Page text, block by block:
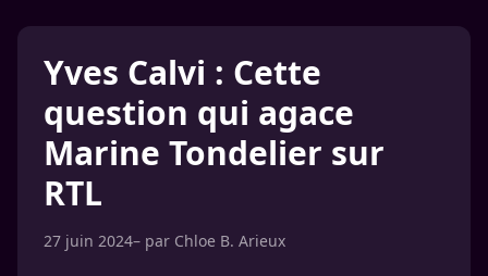
Yves Calvi : Cette
question qui agace
Marine Tondelier sur
RTL
27 juin 2024– par Chloe B. Arieux